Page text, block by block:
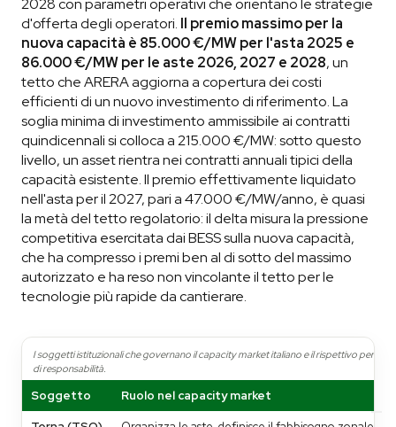
2028 con parametri operativi che orientano le strategie
d'offerta degli operatori. Il premio massimo per la
nuova capacità è 85.000 €/MW per l'asta 2025 e
86.000 €/MW per le aste 2026, 2027 e 2028, un
tetto che ARERA aggiorna a copertura dei costi
efficienti di un nuovo investimento di riferimento. La
soglia minima di investimento ammissibile ai contratti
quindicennali si colloca a 215.000 €/MW: sotto questo
livello, un asset rientra nei contratti annuali tipici della
capacità esistente. Il premio effettivamente liquidato
nell'asta per il 2027, pari a 47.000 €/MW/anno, è quasi
la metà del tetto regolatorio: il delta misura la pressione
competitiva esercitata dai BESS sulla nuova capacità,
che ha compresso i premi ben al di sotto del massimo
autorizzato e ha reso non vincolante il tetto per le
tecnologie più rapide da cantierare.
I soggetti istituzionali che governano il capacity market italiano e il rispettivo
di responsabilità.
Soggetto Ruolo nel capacity market